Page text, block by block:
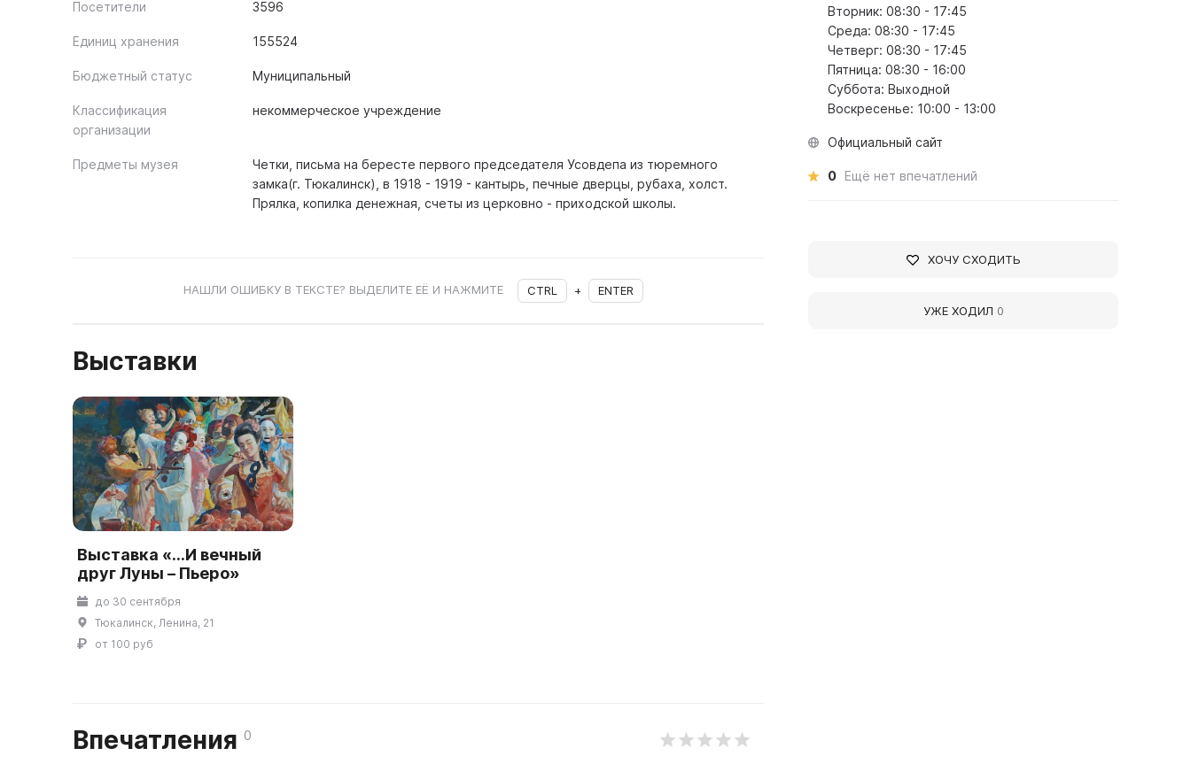
Посетители 3596
Единиц хранения 155524
Бюджетный статус Муниципальный
Классификация
организации
некоммерческое учреждение
Предметы музея
Четки, письма на бересте первого председателя Усовдепа из тюремного
замка(г. Тюкалинск), в 1918 - 1919 - кантырь, печные дверцы, рубаха, холст.
Прялка, копилка денежная, счеты из церковно - приходской школы.
НАШЛИ ОШИБКУ В ТЕКСТЕ? ВЫДЕЛИТЕ ЕЁ И НАЖМИТЕ CTRL + ENTER
Выставки
Выставка «...И вечный
друг Луны – Пьеро»
до 30 сентября
Тюкалинск, Ленина, 21
от 100 руб
Впечатления 0
Вторник: 08:30 - 17:45
Среда: 08:30 - 17:45
Четверг: 08:30 - 17:45
Пятница: 08:30 - 16:00
Суббота: Выходной
Воскресенье: 10:00 - 13:00
Официальный сайт
0 Ещё нет впечатлений
ХОЧУ СХОДИТЬ
УЖЕ ХОДИЛ 0